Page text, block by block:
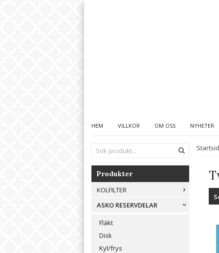
HEM VILLKOR OM OSS NYHETER
Produkter
KOLFILTER
ASKO RESERVDELAR
Fläkt
Disk
Kyl/frys